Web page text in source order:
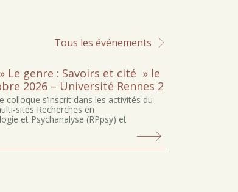
Tous les événements
Le genre : Savoirs et cité » le
2026 – Université Rennes 2
colloque s’inscrit dans les activités du
sites Recherches en
et Psychanalyse (RPpsy) et